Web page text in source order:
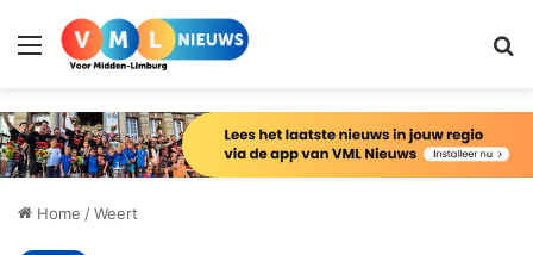
Menu
Home /Weert